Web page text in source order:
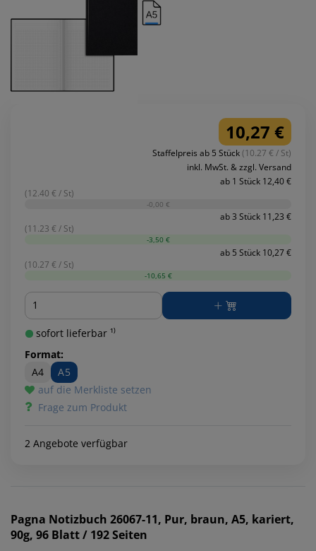
10,27 €
Staffelpreis ab 5 Stück(10.27 € / St)
inkl. MwSt. & zzgl. Versand
ab 1 Stück 12,40 €
(12.40 € / St)
-0,00 €
ab 3 Stück 11,23 €
(11.23 € / St)
-3,50 €
ab 5 Stück 10,27 €
(10.27 € / St)
-10,65 €
Menge
sofort lieferbar ¹⁾
Format:
A4
A5
auf die Merkliste setzen
Frage zum Produkt
2 Angebote verfügbar
Pagna Notizbuch 26067-11, Pur, braun, A5, kariert,
90g, 96 Blatt / 192 Seiten